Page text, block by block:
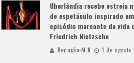
Uberlândia recebe estreia
de espetáculo inspirado em
episódio marcante da vida
Friedrich Nietzsche
Redação-M.N 1 de agosto